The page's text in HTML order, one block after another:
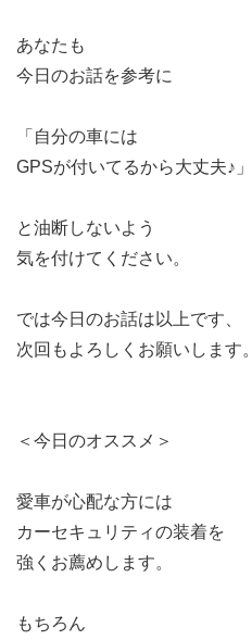
あなたも
今日のお話を参考に
「自分の車には
GPSが付いてるから大丈夫♪」
と油断しないよう
気を付けてください。
では今日のお話は以上です、
次回もよろしくお願いします。
＜今日のオススメ＞
愛車が心配な方には
カーセキュリティの装着を
強くお薦めします。
もちろん